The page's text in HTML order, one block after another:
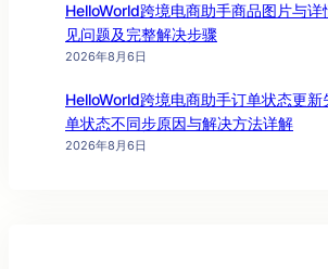
HelloWorld跨境电商助手商品图片与详
见问题及完整解决步骤
2026年8月6日
HelloWorld跨境电商助手订单状态更新
单状态不同步原因与解决方法详解
2026年8月6日